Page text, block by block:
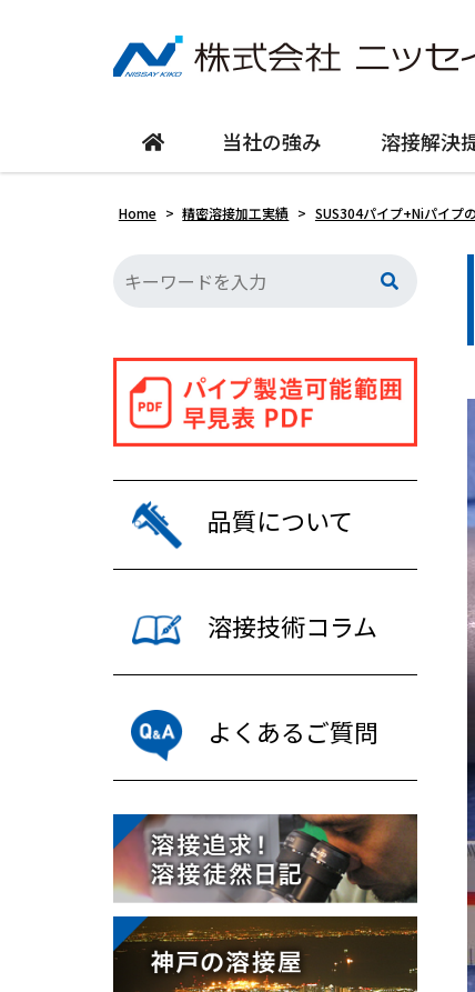
当社の強み 溶接解決
Home > 精密溶接加工実績 > SUS304パイプ+Niパイプ
品質について
溶接技術コラム
よくあるご質問